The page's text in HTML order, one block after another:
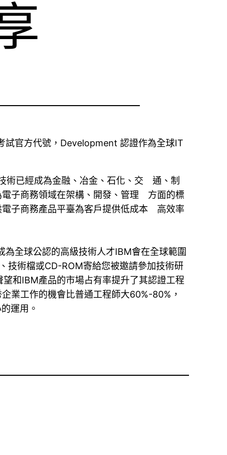
官方代號，Development 認證作為全球IT
已經成為金融、冶金、石化、交 通、制
電子商務領域在架構、開發、管理 方面的標
電子商務產品平臺為客戶提供低成本 高效率
全球公認的高級技術人才IBM會在全球範圍
技術檔或CD-ROM寄給您被邀請參加技術研
和IBM產品的市場占有率提升了其認證工程
業工作的機會比普通工程師大60%-80%，
運用。